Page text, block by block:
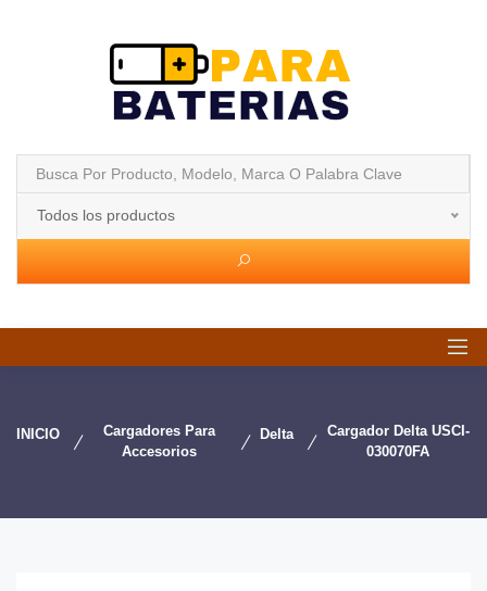
Todos los productos
INICIO
Cargadores Para
Accesorios
Delta
Cargador Delta USCI-
030070FA